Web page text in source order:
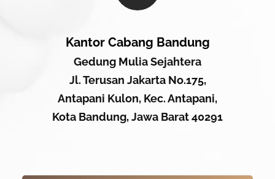
Kantor Cabang Bandung
Gedung Mulia Sejahtera
Jl. Terusan Jakarta No.175,
Antapani Kulon, Kec. Antapani,
Kota Bandung, Jawa Barat 40291